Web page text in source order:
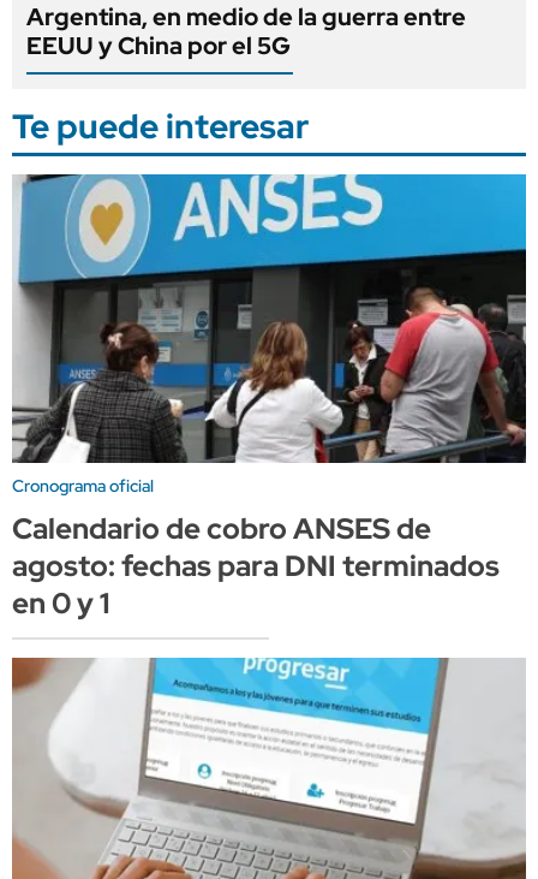
Argentina, en medio de la guerra entre
EEUU y China por el 5G
Te puede interesar
Cronograma oficial
Calendario de cobro ANSES de
agosto: fechas para DNI terminados
en 0 y 1